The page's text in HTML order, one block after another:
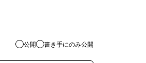
公開 書き手にのみ公開